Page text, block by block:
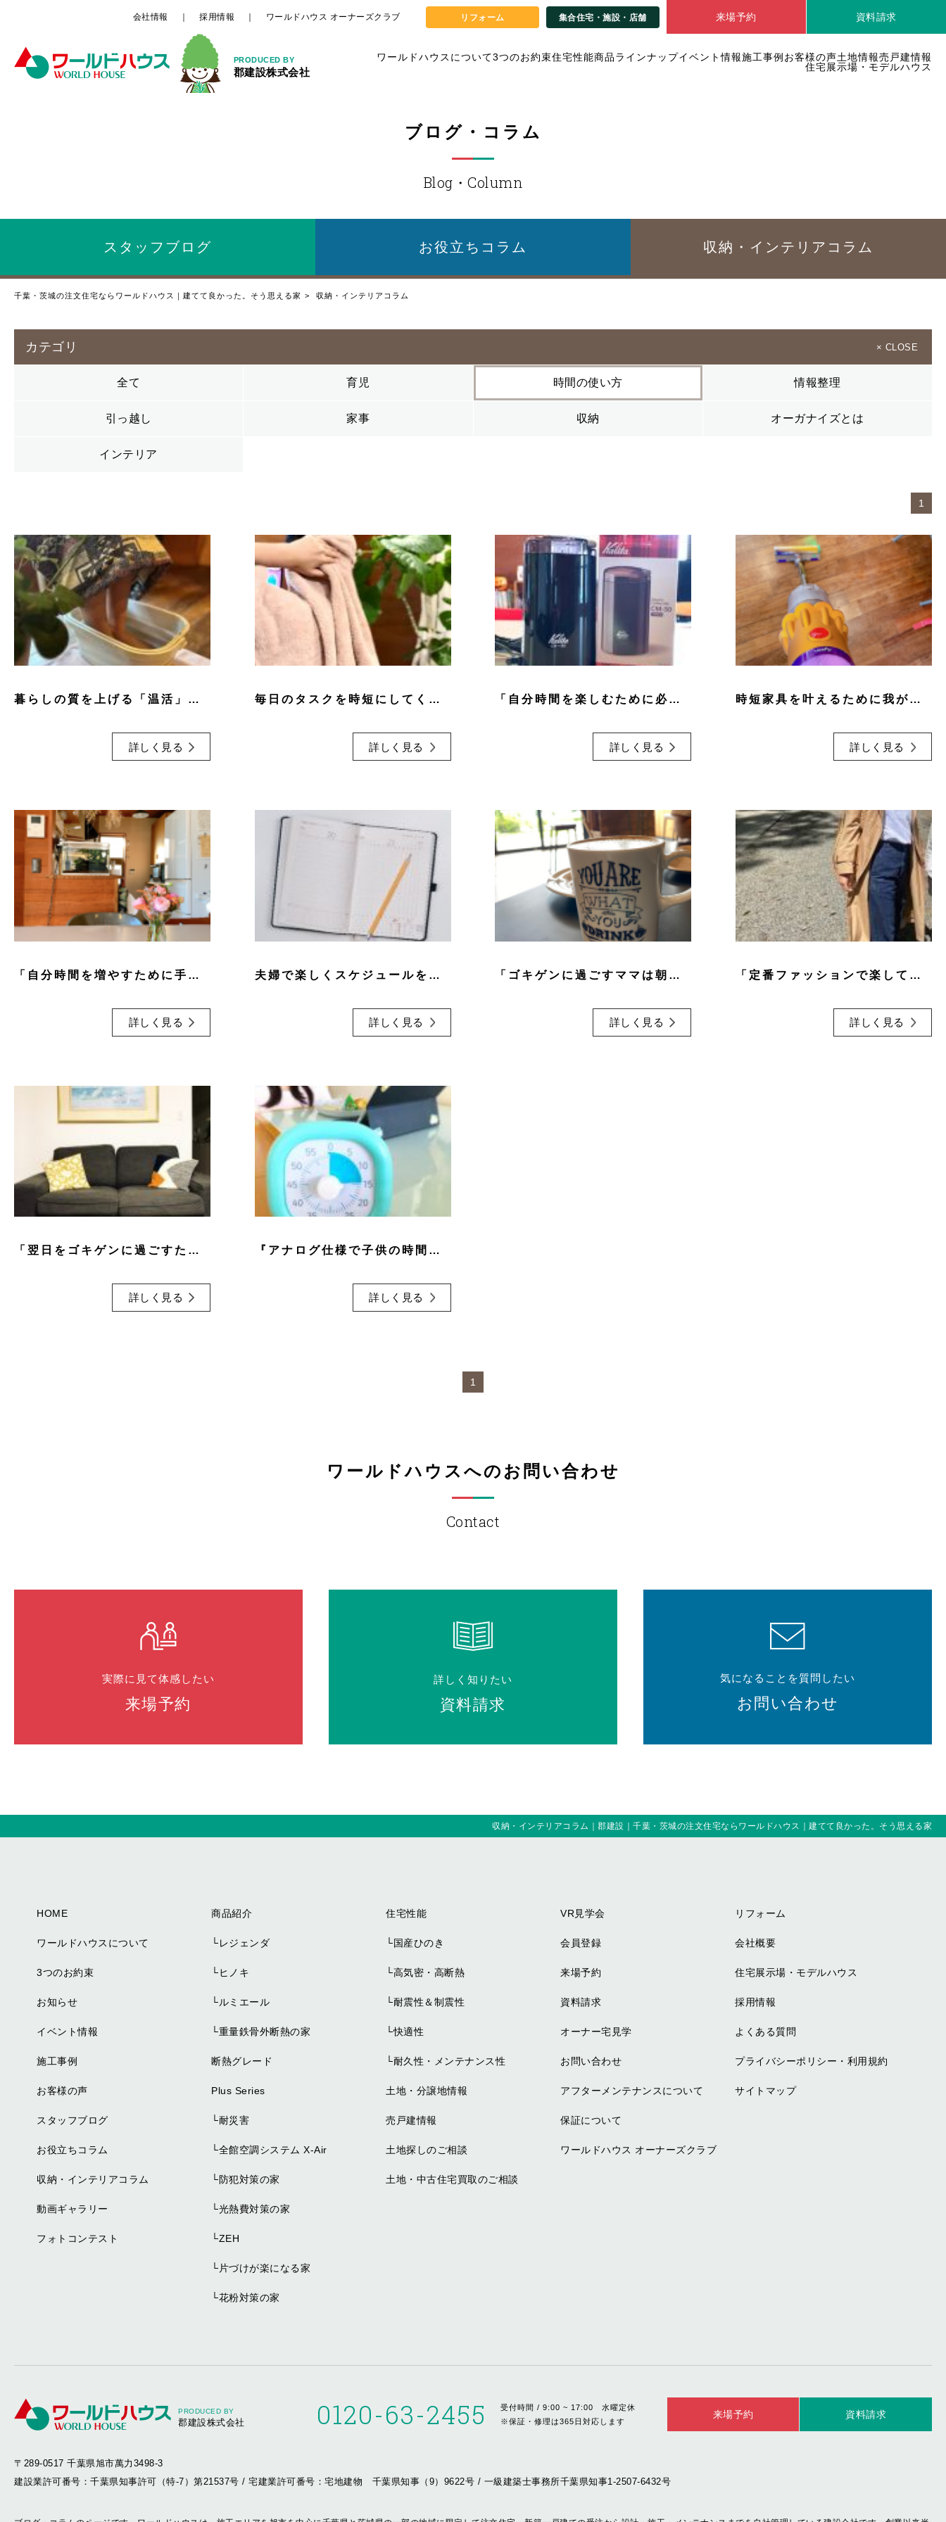
PRODUCED BY
郡建設株式会社
ワールドハウスについて3つのお約束住宅性能商品ラインナップイベント情報施工事例 お客様の声土地情報売戸建情報
住宅展示場・モデルハウス
会社情報 採用情報 ワールドハウス オーナーズクラブ リフォーム 集合住宅・施設・店舗 来場予約 資料請求
ブログ・コラム
Blog・Column
スタッフ ブログ お役立ち コラム 収納・インテリア コラム
千葉・茨城の注文住宅ならワールドハウス｜建てて良かった。そう思える家 収納・インテリアコラム
カテゴリ × CLOSE
全て 育児 時間の使い方 情報整理
引っ越し 家事 収納 オーガナイズとは
インテリア
1
暮らしの質を上げる「温活」という習慣
詳しく見る
毎日のタスクを時短にしてくれるアイテム
詳しく見る
「自分時間を楽しむために必要なもの」
詳しく見る
時短家具を叶えるために我が家が愛用している便利家電
詳しく見る
「自分時間を増やすために手放したモノ」
詳しく見る
夫婦で楽しくスケジュールを共有する方法
詳しく見る
「ゴキゲンに過ごすママは朝活にこれをやっている」
詳しく見る
「定番ファッションで楽してオシャレ」
詳しく見る
「翌日をゴキゲンに過ごすための夜のルーティン」
詳しく見る
『アナログ仕様で子供の時間を見える化』
詳しく見る
1
ワールドハウスへのお問い合わせ
Contact
実際に見て体感したい
来場予約
詳しく知りたい
資料請求
気になることを質問したい
お問い合わせ
収納・インテリアコラム｜郡建設｜千葉・茨城の注文住宅ならワールドハウス｜建てて良かった。そう思える家
HOME
ワールドハウスについて
3つのお約束
お知らせ
イベント情報
施工事例
お客様の声
スタッフブログ
お役立ちコラム
収納・インテリアコラム
動画ギャラリー
フォトコンテスト
商品紹介
└レジェンダ
└ヒノキ
└ルミエール
└重量鉄骨外断熱の家
断熱グレード
Plus Series
└耐災害
└全館空調システム X-Air
└防犯対策の家
└光熱費対策の家
└ZEH
└片づけが楽になる家
└花粉対策の家
住宅性能
└国産ひのき
└高気密・高断熱
└耐震性＆制震性
└快適性
└耐久性・メンテナンス性
土地・分譲地情報
売戸建情報
土地探しのご相談
土地・中古住宅買取のご相談
VR見学会
会員登録
来場予約
資料請求
オーナー宅見学
お問い合わせ
アフターメンテナンスについて
保証について
ワールドハウス オーナーズクラブ
リフォーム
会社概要
住宅展示場・モデルハウス
採用情報
よくある質問
プライバシーポリシー・利用規約
サイトマップ
PRODUCED BY
郡建設株式会社 0120-63-2455 受付時間 / 9:00 ~ 17:00 水曜定休
※保証・修理は365日対応します
来場予約 資料請求
〒289-0517 千葉県旭市萬力3498-3
建設業許可番号：千葉県知事許可（特-7）第21537号 / 宅建業許可番号：宅地建物 千葉県知事（9）9622号 / 一級建築士事務所千葉県知事1-2507-6432号